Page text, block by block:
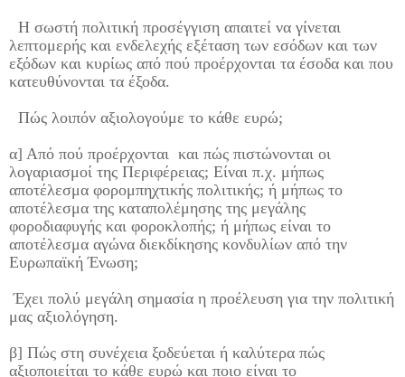
Η σωστή πολιτική προσέγγιση απαιτεί να γίνεται
λεπτομερής και ενδελεχής εξέταση των εσόδων και των
εξόδων και κυρίως από πού προέρχονται τα έσοδα και που
κατευθύνονται τα έξοδα.
Πώς λοιπόν αξιολογούμε το κάθε ευρώ;
α] Από πού προέρχονται και πώς πιστώνονται οι
λογαριασμοί της Περιφέρειας; Είναι π.χ. μήπως
αποτέλεσμα φορομπηχτικής πολιτικής; ή μήπως το
αποτέλεσμα της καταπολέμησης της μεγάλης
φοροδιαφυγής και φοροκλοπής; ή μήπως είναι το
αποτέλεσμα αγώνα διεκδίκησης κονδυλίων από την
Ευρωπαϊκή Ένωση;
Έχει πολύ μεγάλη σημασία η προέλευση για την πολιτική
μας αξιολόγηση.
β] Πώς στη συνέχεια ξοδεύεται ή καλύτερα πώς
αξιοποιείται το κάθε ευρώ και ποιο είναι το